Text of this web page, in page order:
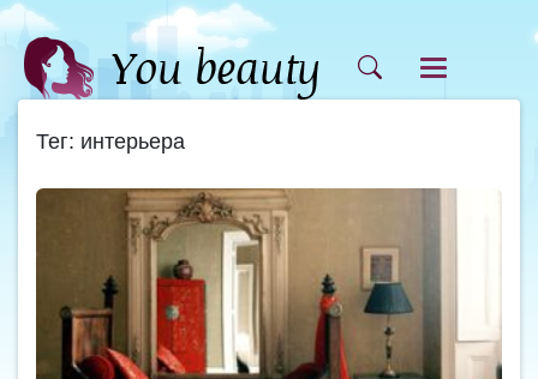
Тег: интерьера